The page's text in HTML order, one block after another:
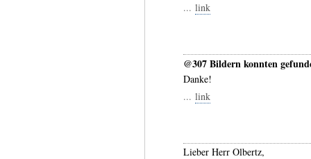
... link
@307 Bildern konnten
Danke!
... link
Lieber Herr Olbertz,